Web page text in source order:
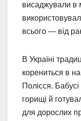
висаджували в
всього — від
В Україні
корениться в
Полісся.
горищі й
для дорослих